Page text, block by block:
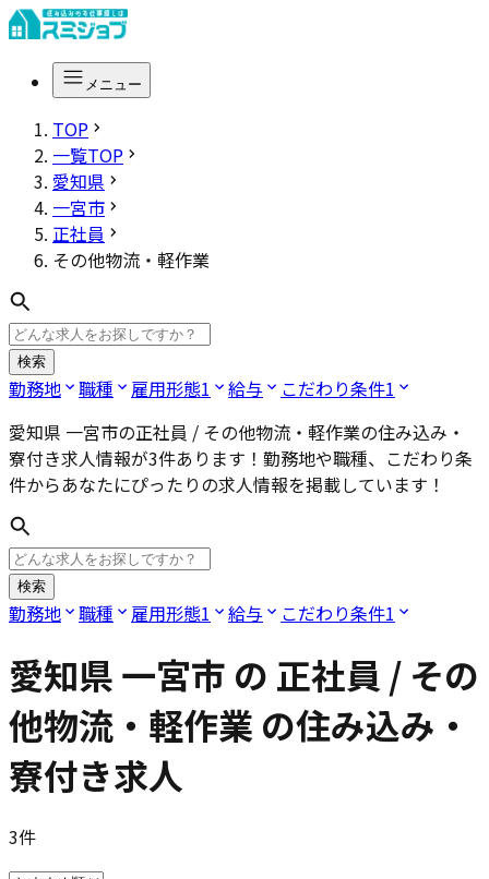
メニュー
TOP
一覧TOP
愛知県
一宮市
正社員
その他物流・軽作業
検索
勤務地 職種 雇用形態1 給与 こだわり条件1
愛知県 一宮市の正社員 / その他物流・軽作業の住み込み・
寮付き求人情報が3件あります！勤務地や職種、こだわり条
件からあなたにぴったりの求人情報を掲載しています！
検索
勤務地 職種 雇用形態1 給与 こだわり条件1
愛知県 一宮市 の 正社員 / その
他物流・軽作業 の住み込み・
寮付き求人
3件